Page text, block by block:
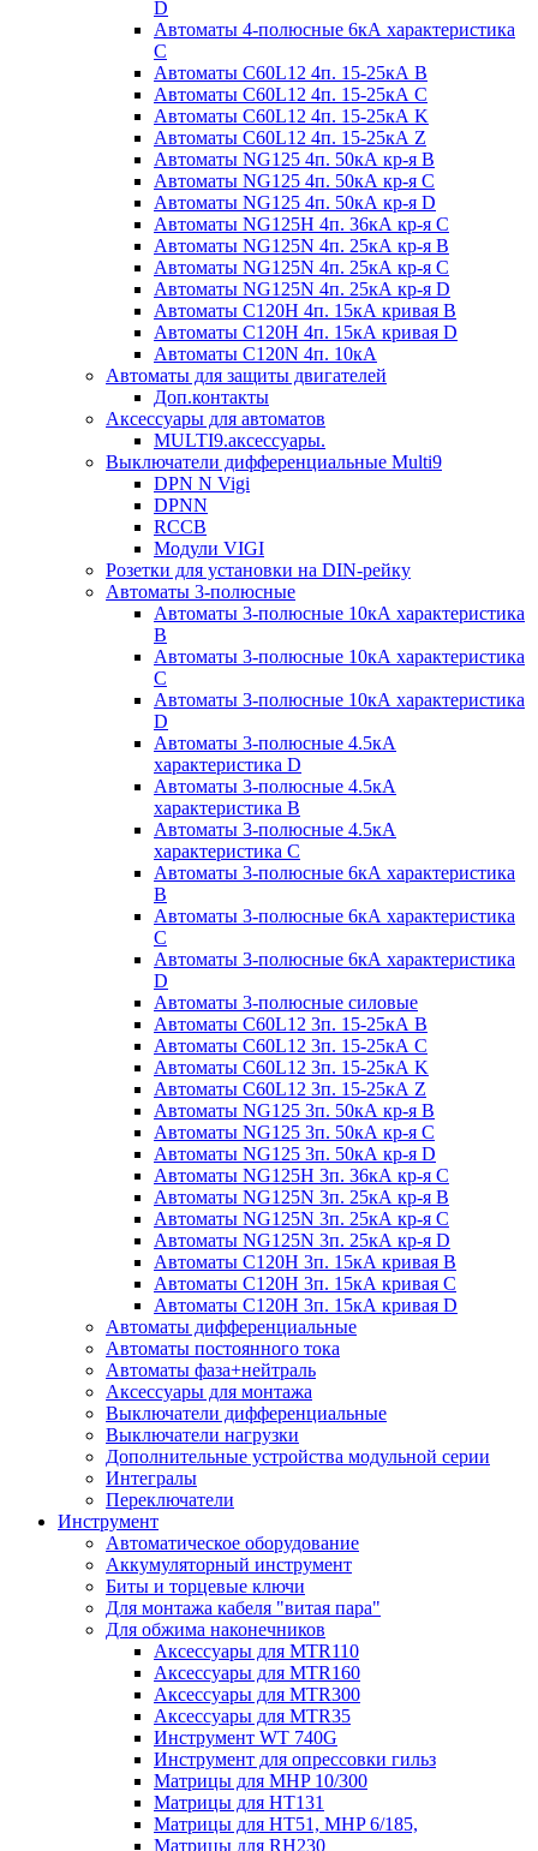
D
Автоматы 4-полюсные 6кА характеристика
С
Автоматы C60L12 4п. 15-25кА B
Автоматы C60L12 4п. 15-25кА C
Автоматы C60L12 4п. 15-25кА K
Автоматы C60L12 4п. 15-25кА Z
Автоматы NG125 4п. 50кА кр-я B
Автоматы NG125 4п. 50кА кр-я C
Автоматы NG125 4п. 50кА кр-я D
Автоматы NG125H 4п. 36кА кр-я C
Автоматы NG125N 4п. 25кА кр-я B
Автоматы NG125N 4п. 25кА кр-я C
Автоматы NG125N 4п. 25кА кр-я D
Автоматы С120H 4п. 15кА кривая B
Автоматы С120H 4п. 15кА кривая D
Автоматы С120N 4п. 10кА
Автоматы для защиты двигателей
Доп.контакты
Аксессуары для автоматов
MULTI9.аксессуары.
Выключатели дифференциальные Multi9
DPN N Vigi
DPNN
RCCB
Модули VIGI
Розетки для установки на DIN-рейку
Автоматы 3-полюсные
Автоматы 3-полюсные 10кА характеристика
B
Автоматы 3-полюсные 10кА характеристика
C
Автоматы 3-полюсные 10кА характеристика
D
Автоматы 3-полюсные 4.5кА
характеристика D
Автоматы 3-полюсные 4.5кА
характеристика В
Автоматы 3-полюсные 4.5кА
характеристика С
Автоматы 3-полюсные 6кА характеристика
B
Автоматы 3-полюсные 6кА характеристика
C
Автоматы 3-полюсные 6кА характеристика
D
Автоматы 3-полюсные силовые
Автоматы C60L12 3п. 15-25кА B
Автоматы C60L12 3п. 15-25кА C
Автоматы C60L12 3п. 15-25кА K
Автоматы C60L12 3п. 15-25кА Z
Автоматы NG125 3п. 50кА кр-я B
Автоматы NG125 3п. 50кА кр-я C
Автоматы NG125 3п. 50кА кр-я D
Автоматы NG125H 3п. 36кА кр-я C
Автоматы NG125N 3п. 25кА кр-я B
Автоматы NG125N 3п. 25кА кр-я C
Автоматы NG125N 3п. 25кА кр-я D
Автоматы С120Н 3п. 15кА кривая B
Автоматы С120Н 3п. 15кА кривая C
Автоматы С120Н 3п. 15кА кривая D
Автоматы дифференциальные
Автоматы постоянного тока
Автоматы фаза+нейтраль
Аксессуары для монтажа
Выключатели дифференциальные
Выключатели нагрузки
Дополнительные устройства модульной серии
Интегралы
Переключатели
Инструмент
Автоматическое оборудование
Аккумуляторный инструмент
Биты и торцевые ключи
Для монтажа кабеля "витая пара"
Для обжима наконечников
Аксессуары для MTR110
Аксессуары для MTR160
Аксессуары для MTR300
Аксессуары для MTR35
Инструмент WT 740G
Инструмент для опрессовки гильз
Матрицы для MHP 10/300
Матрицы для НТ131
Матрицы для НТ51, MHP 6/185,
Матрицы для RH230